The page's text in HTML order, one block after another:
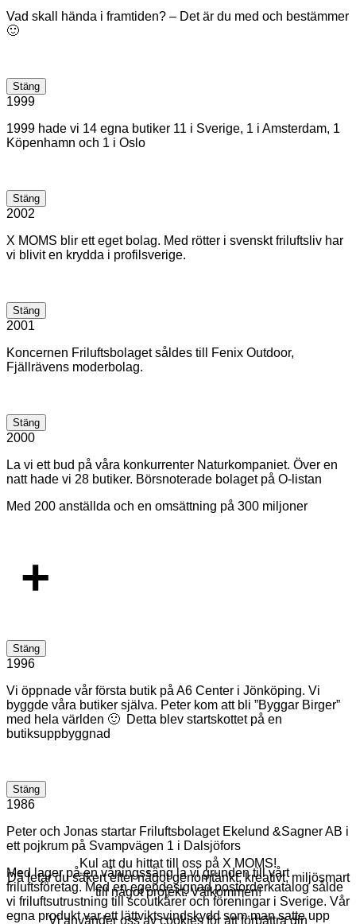
Vad skall hända i framtiden? – Det är du med och bestämmer
🙂
Stäng
1999
1999 hade vi 14 egna butiker 11 i Sverige, 1 i Amsterdam, 1
Köpenhamn och 1 i Oslo
Stäng
2002
X MOMS blir ett eget bolag. Med rötter i svenskt friluftsliv har
vi blivit en krydda i profilsverige.
Stäng
2001
Koncernen Friluftsbolaget såldes till Fenix Outdoor,
Fjällrävens moderbolag.
Stäng
2000
La vi ett bud på våra konkurrenter Naturkompaniet. Över en
natt hade vi 28 butiker. Börsnoterade bolaget på O-listan
Med 200 anställda och en omsättning på 300 miljoner
+
Stäng
1996
Vi öppnade vår första butik på A6 Center i Jönköping. Vi
byggde våra butiker själva. Peter kom att bli ”Byggar Birger”
med hela världen 🙂 Detta blev startskottet på en
butiksuppbyggnad
Stäng
1986
Peter och Jonas startar Friluftsbolaget Ekelund &Sagner AB i
ett pojkrum på Svampvägen 1 i Dalsjöfors
Med lager på en våningssäng la vi grunden till vårt
friluftsföretag. Med en egendesignad postorderkatalog sålde
vi friluftsutrustning till scoutkårer och föreningar i Sverige. Vår
egna produkt var ett lättviktsvindskydd som man satte upp
Kul att du hittat till oss på X MOMS!
Då letar du säkert efter något genomtänkt, kreativt, miljösmart
till något projekt. Välkommen!
Vi använder oss av cookies för att förbättra din